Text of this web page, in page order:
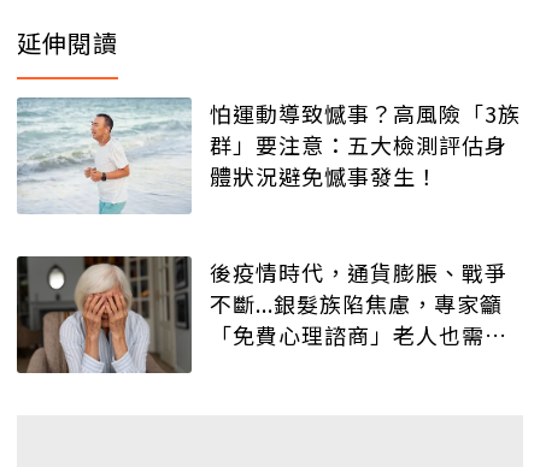
延伸閱讀
怕運動導致憾事？高風險「3族
群」要注意：五大檢測評估身
體狀況避免憾事發生！
後疫情時代，通貨膨脹、戰爭
不斷...銀髮族陷焦慮，專家籲
「免費心理諮商」老人也需